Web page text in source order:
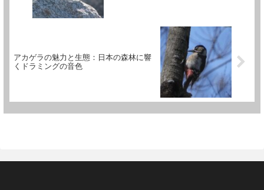
アカゲラの魅力と生態：日本の森林に響
くドラミングの音色